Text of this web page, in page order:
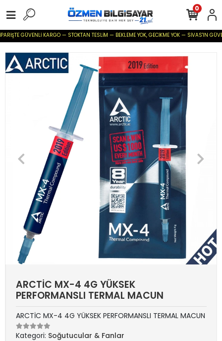
GÜVENLİ KARGO — STOKTAN TESLİM — BEKLEME YOK, GECİKME YOK — SİVAS'IN
0
ARCTİC MX-4 4G YÜKSEK
PERFORMANSLI TERMAL MACUN
ARCTİC MX-4 4G YÜKSEK PERFORMANSLI TERMAL MACUN
Kategori: Soğutucular & Fanlar